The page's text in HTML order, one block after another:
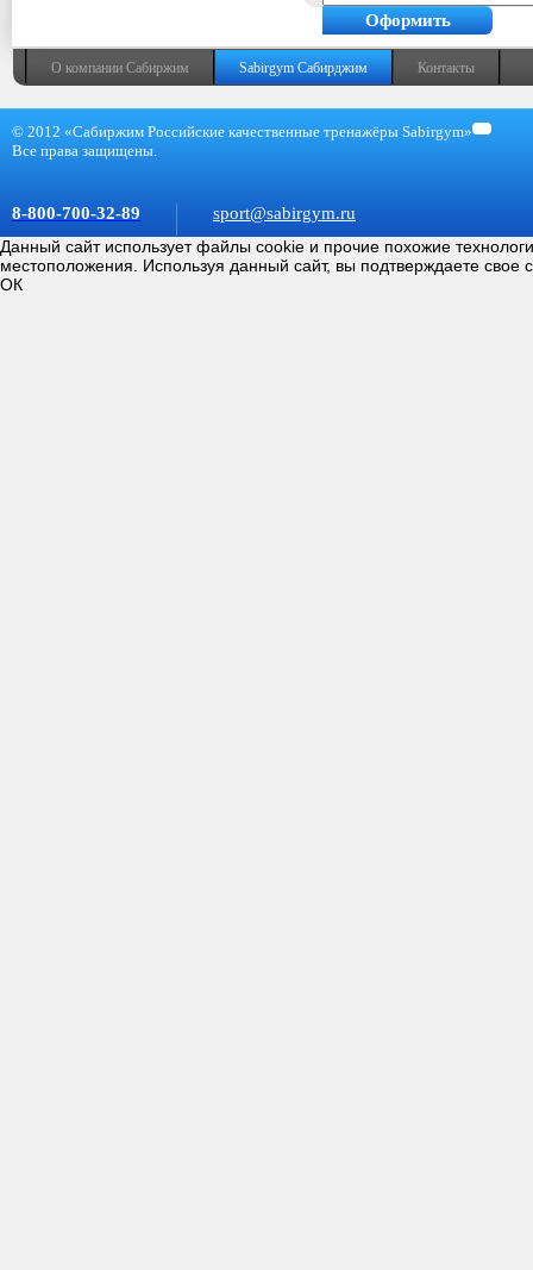
Оформить
покупку
О компании Сабиржим Sabirgym Сабирджим Контакты
© 2012 «Сабиржим Российские качественные тренажёры Sabirgym»
Все права защищены.
8-800-700-32-89
sport@sabirgym.ru
Данный сайт использует файлы cookie и прочие похожие
местоположения. Используя данный сайт, вы подтверждаете свое
ОК